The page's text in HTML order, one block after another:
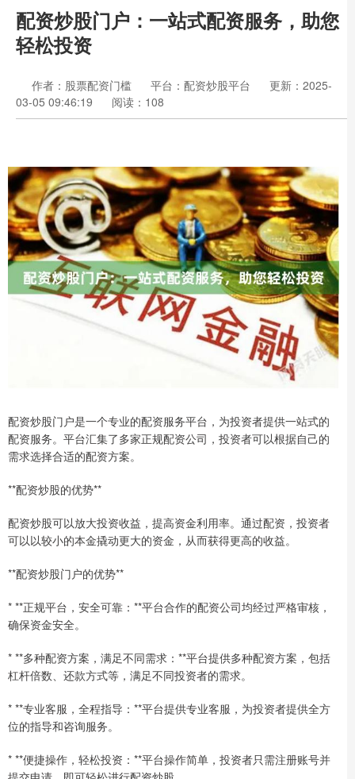
配资炒股门户：一站式配资服务，助您
轻松投资
作者：股票配资门槛 平台：配资炒股平台
更新：2025-
03-05 09:46:19
阅读：108
配资炒股门户是一个专业的配资服务平台，为投资者提供一站式的
配资服务。平台汇集了多家正规配资公司，投资者可以根据自己的
需求选择合适的配资方案。
**配资炒股的优势**
配资炒股可以放大投资收益，提高资金利用率。通过配资，投资者
可以以较小的本金撬动更大的资金，从而获得更高的收益。
**配资炒股门户的优势**
* **正规平台，安全可靠：**平台合作的配资公司均经过严格审核，
确保资金安全。
* **多种配资方案，满足不同需求：**平台提供多种配资方案，包括
杠杆倍数、还款方式等，满足不同投资者的需求。
* **专业客服，全程指导：**平台提供专业客服，为投资者提供全方
位的指导和咨询服务。
* **便捷操作，轻松投资：**平台操作简单，投资者只需注册账号并